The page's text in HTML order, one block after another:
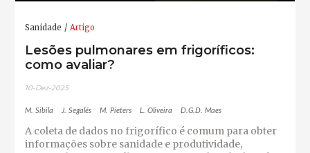
Sanidade Artigo
Lesões pulmonares em frigoríficos:
como avaliar?
10-Dez-2025
M. Sibila J. Segalés M. Pieters L. Oliveira D.G.D. Maes
A coleta de dados no frigorífico é comum para obter
informações sobre sanidade e produtividade,